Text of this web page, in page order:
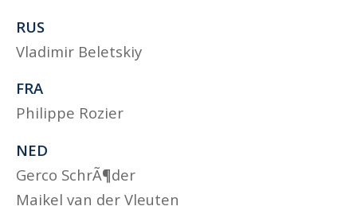
RUS
Vladimir Beletskiy
FRA
Philippe Rozier
NED
Gerco SchrÃ¶der
Maikel van der Vleuten